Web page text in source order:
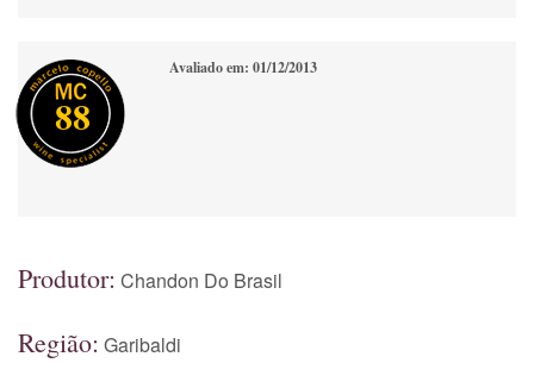
88
Avaliado em: 01/12/2013
Produtor: Chandon Do Brasil
Região: Garibaldi